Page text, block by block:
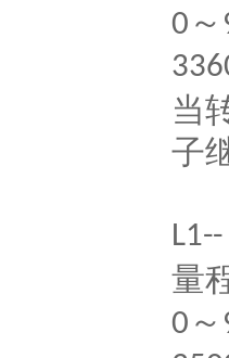
0 ～
当
子
L1--
量
0 ～